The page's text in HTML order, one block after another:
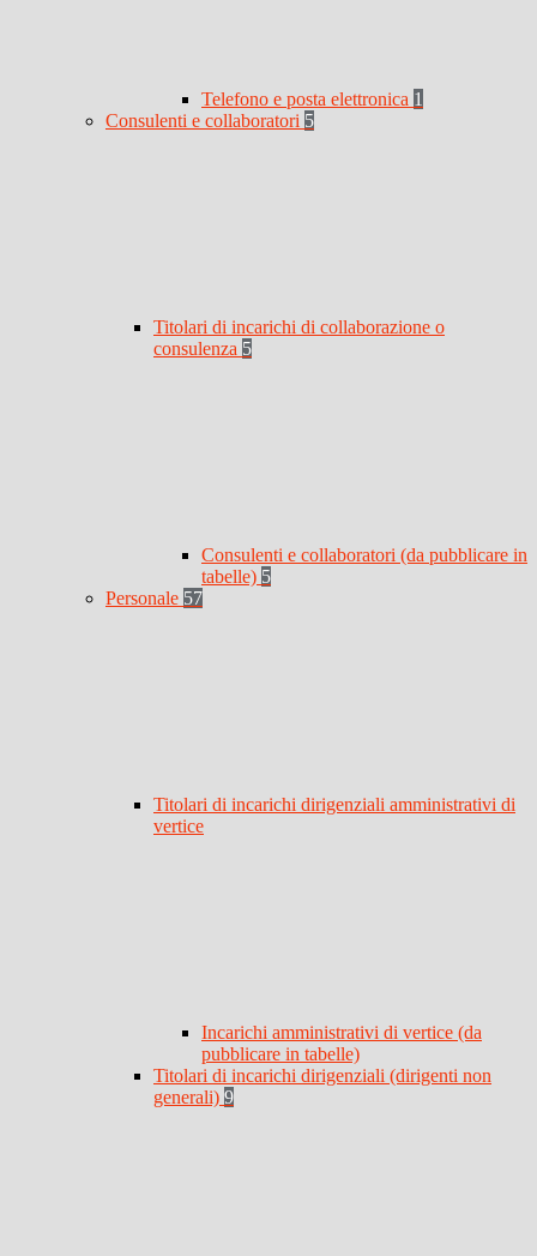
Telefono e posta elettronica 1
Consulenti e collaboratori 5
Titolari di incarichi di collaborazione o
consulenza 5
Consulenti e collaboratori (da pubblicare in
tabelle) 5
Personale 57
Titolari di incarichi dirigenziali amministrativi di
vertice
Incarichi amministrativi di vertice (da
pubblicare in tabelle)
Titolari di incarichi dirigenziali (dirigenti non
generali) 9